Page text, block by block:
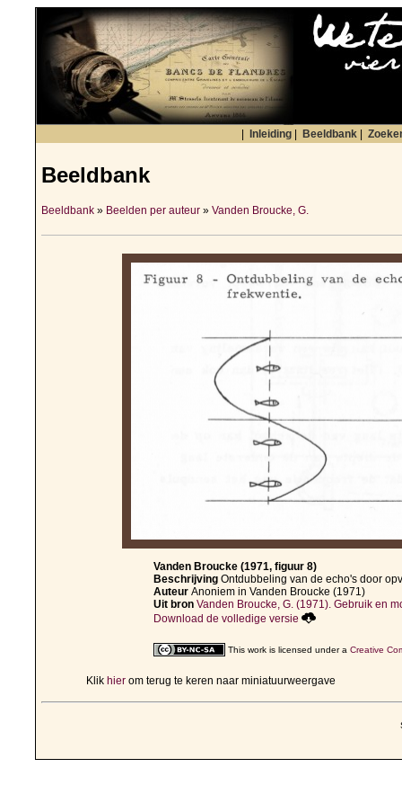
Inleiding Beeldbank
Beeldbank
Beeldbank » Beelden per auteur » Vanden Broucke, G.
Vanden Broucke (1971, figuur 8)
Beschrijving Ontdubbeling van de echo's door
Auteur Anoniem in Vanden Broucke (1971)
Uit bron Vanden Broucke, G. (1971). Gebruik en
Download de volledige versie
This work is licensed under a Creative
Klik hier om terug te keren naar miniatuurweergave